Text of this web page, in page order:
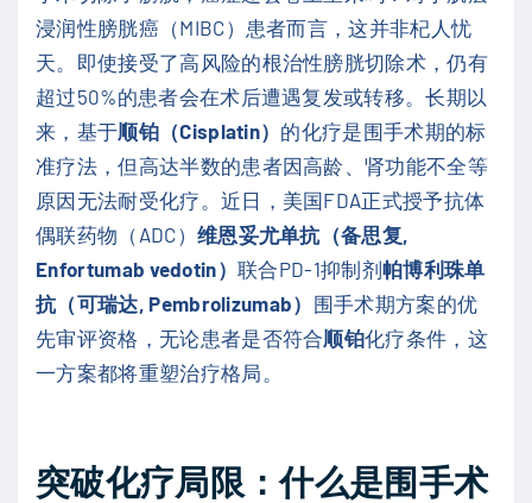
浸润性膀胱癌（MIBC）患者而言，这并非杞人忧
天。即使接受了高风险的根治性膀胱切除术，仍有
超过50%的患者会在术后遭遇复发或转移。长期以
来，基于顺铂（Cisplatin） 的化疗是围手术期的标
准疗法，但高达半数的患者因高龄、肾功能不全等
原因无法耐受化疗。近日，美国FDA正式授予抗体
偶联药物（ADC） 维恩妥尤单抗（备思复,
Enfortumab vedotin）联合PD-1抑制剂帕博利珠单
抗（可瑞达, Pembrolizumab） 围手术期方案的优
先审评资格，无论患者是否符合顺铂化疗条件，这
一方案都将重塑治疗格局。
突破化疗局限：什么是围手术